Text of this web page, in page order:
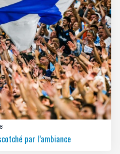
par l’ambiance